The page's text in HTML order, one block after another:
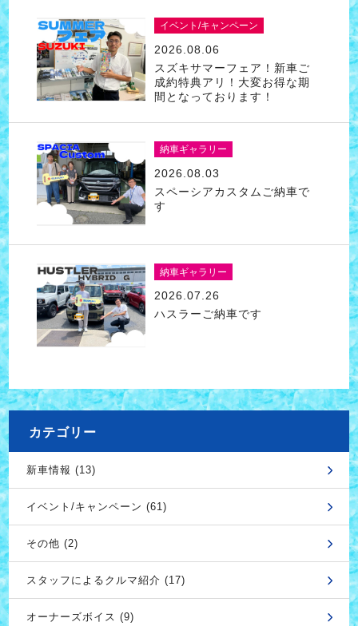
イベント/キャンペーン
2026.08.06
スズキサマーフェア！新車ご
成約特典アリ！大変お得な期
間となっております！
納車ギャラリー
2026.08.03
スペーシアカスタムご納車で
す
納車ギャラリー
2026.07.26
ハスラーご納車です
カテゴリー
新車情報 (13)
イベント/キャンペーン (61)
その他 (2)
スタッフによるクルマ紹介 (17)
オーナーズボイス (9)